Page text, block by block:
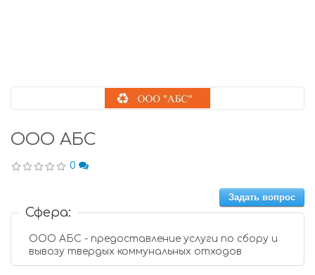
ООО АБС
0
Задать вопрос
Сфера:
ООО АБС - предоставление услуги по сбору и
вывозу твердых коммунальных отходов